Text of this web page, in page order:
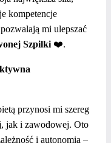
kompetencje
mi ulepszać
Szpilki ❤️.
przynosi mi szereg
jak i zawodowej. Oto
i autonomia –